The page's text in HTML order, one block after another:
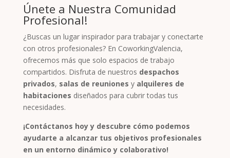
Únete a Nuestra Comunidad
Profesional!
¿Buscas un lugar inspirador para trabajar y conectarte
con otros profesionales? En CoworkingValencia,
ofrecemos más que solo espacios de trabajo
compartidos. Disfruta de nuestros despachos
privados, salas de reuniones y alquileres de
habitaciones diseñados para cubrir todas tus
necesidades.
¡Contáctanos hoy y descubre cómo podemos
ayudarte a alcanzar tus objetivos profesionales
en un entorno dinámico y colaborativo!